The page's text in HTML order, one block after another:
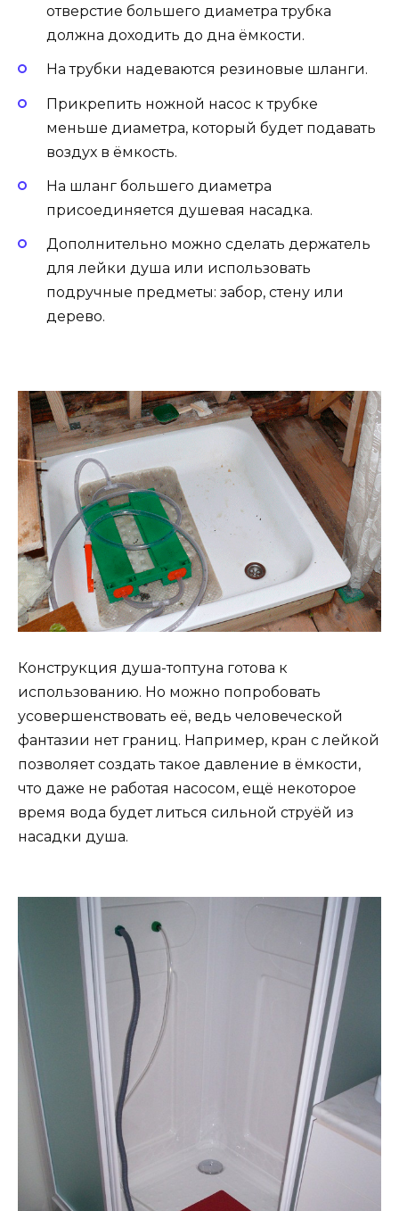
отверстие большего диаметра трубка
должна доходить до дна ёмкости.
На трубки надеваются резиновые шланги.
Прикрепить ножной насос к трубке
меньше диаметра, который будет подавать
воздух в ёмкость.
На шланг большего диаметра
присоединяется душевая насадка.
Дополнительно можно сделать держатель
для лейки душа или использовать
подручные предметы: забор, стену или
дерево.
Конструкция душа-топтуна готова к
использованию. Но можно попробовать
усовершенствовать её, ведь человеческой
фантазии нет границ. Например, кран с лейкой
позволяет создать такое давление в ёмкости,
что даже не работая насосом, ещё некоторое
время вода будет литься сильной струёй из
насадки душа.